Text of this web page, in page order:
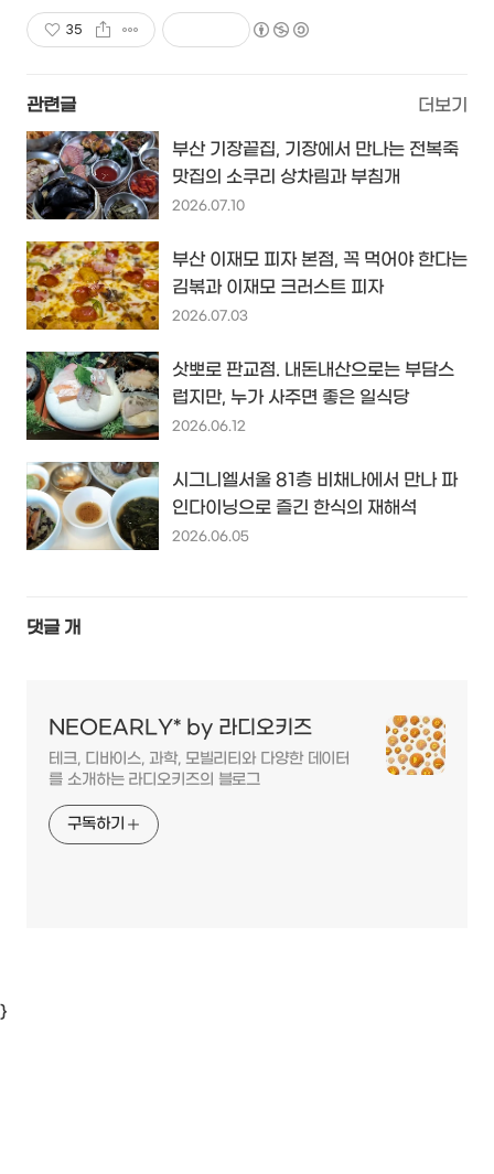
35
관련글 더보기
부산 기장끝집, 기장에서 만나는 전복죽
맛집의 소쿠리 상차림과 부침개
2026.07.10
부산 이재모 피자 본점, 꼭 먹어야 한다는
김볶과 이재모 크러스트 피자
2026.07.03
삿뽀로 판교점. 내돈내산으로는 부담스
럽지만, 누가 사주면 좋은 일식당
2026.06.12
시그니엘서울 81층 비채나에서 만나 파
인다이닝으로 즐긴 한식의 재해석
2026.06.05
댓글 개
NEOEARLY* by 라디오키즈
테크, 디바이스, 과학, 모빌리티와 다양한 데이터
를 소개하는 라디오키즈의 블로그
구독하기
}